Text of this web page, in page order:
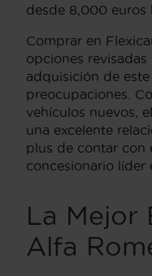
desde 8,000 euros
Comprar en
opciones
adquisición de
preocupaciones.
vehículos nuevos,
una excelente
plus de contar con
concesionario líder
La Mejor
Alfa